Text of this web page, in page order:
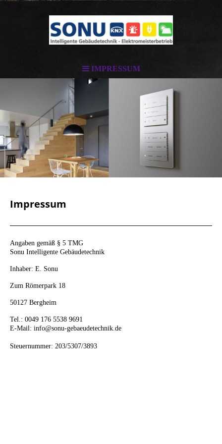
IMPRESSUM
Impressum
Angaben gemäß § 5 TMG
Sonu Intelligente Gebäudetechnik
Inhaber: E. Sonu
Zum Römerpark 18
50127 Bergheim
Tel.: 0049 176 5538 9691
E-Mail: info@sonu-gebaeudetechnik.de
Steuernummer: 203/5307/3893